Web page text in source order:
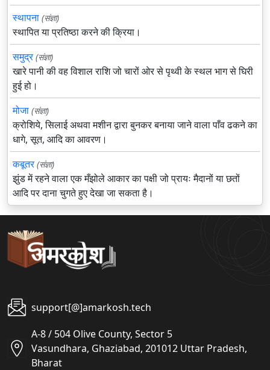
स्थापना (संज्ञा)
स्थापित या प्रतिष्ठा करने की क्रिया।
समुद्र (संज्ञा)
खारे पानी की वह विशाल राशि जो चारों ओर से पृथ्वी के स्थल भाग से घिरी
हुई हो।
मोजा (संज्ञा)
क्रोशिये, सिलाई अथवा मशीन द्वारा बुनकर बनाया जाने वाला पाँव ढकने का
धागे, सूत, आदि का आवरण।
कबूतर (संज्ञा)
झुंड में रहने वाला एक मँझोले आकार का पक्षी जो प्रायः मैदानों या छतों
आदि पर दाना चुगते हुए देखा जा सकता है।
support[@]amarkosh.tech
A-8 / 504 Olive County, Sector 5
Vasundhara, Ghaziabad, 201012 Uttar Pradesh,
Bharat